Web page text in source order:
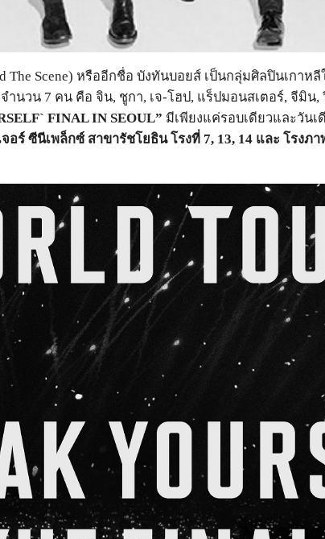
The Scene) หรืออีกชื่อ บังทันบอยส์ เป็นกลุ่มศิลปินเกาห
ำนวน 7 คน คือ จิน, ชูกา, เจ-โฮป, แร็ปมอนสเตอร์, จีมิน,
FINAL IN SEOUL” มีเพียงแค่รอบเดียวและวันเดี
อร์ ซีนีเพล็กซ์ สาขารัชโยธิน โรงที่ 7, 13, 14 และ โรงภ